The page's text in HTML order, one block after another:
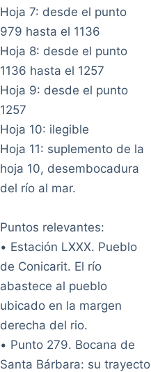
Hoja 7: desde el punto
979 hasta el 1136
Hoja 8: desde el punto
1136 hasta el 1257
Hoja 9: desde el punto
1257
Hoja 10: ilegible
Hoja 11: suplemento de la
hoja 10, desembocadura
del río al mar.
Puntos relevantes:
• Estación LXXX. Pueblo
de Conicarit. El río
abastece al pueblo
ubicado en la margen
derecha del rio.
• Punto 279. Bocana de
Santa Bárbara: su trayecto